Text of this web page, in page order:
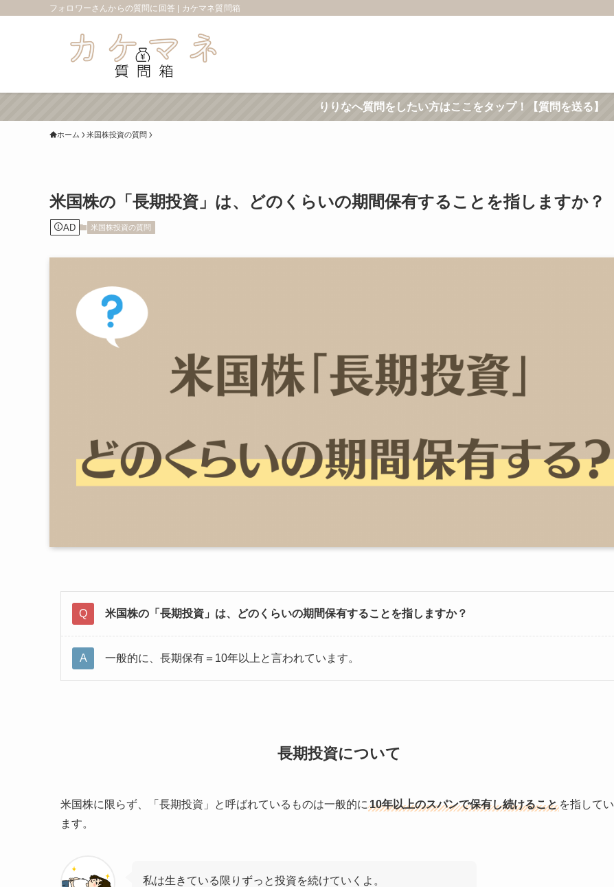
フォロワーさんからの質問に回答 | カケマネ質問箱
りりなへ質問をしたい方はここをタップ！【質問を送る】
ホーム 米国株投資の質問
米国株の「長期投資」は、どのくらいの期間保有することを指しますか？
AD 米国株投資の質問
米国株の「長期投資」は、どのくらいの期間保有することを指しますか？
一般的に、長期保有＝10年以上と言われています。
長期投資について
米国株に限らず、「長期投資」と呼ばれているものは一般的に 10年以上のスパンで保有し続けること を指してい
ます。
私は生きている限りずっと投資を続けていくよ。